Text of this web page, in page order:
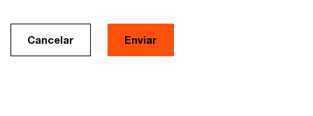
Cancelar Enviar